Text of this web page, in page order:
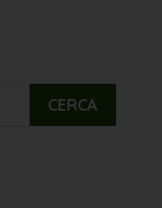
CERCA